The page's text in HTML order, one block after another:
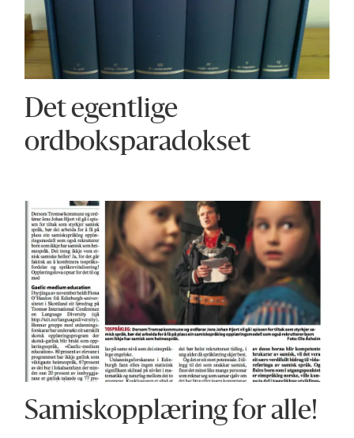
Det egentlige
ordboksparadokset
Samiskopplæring for alle!